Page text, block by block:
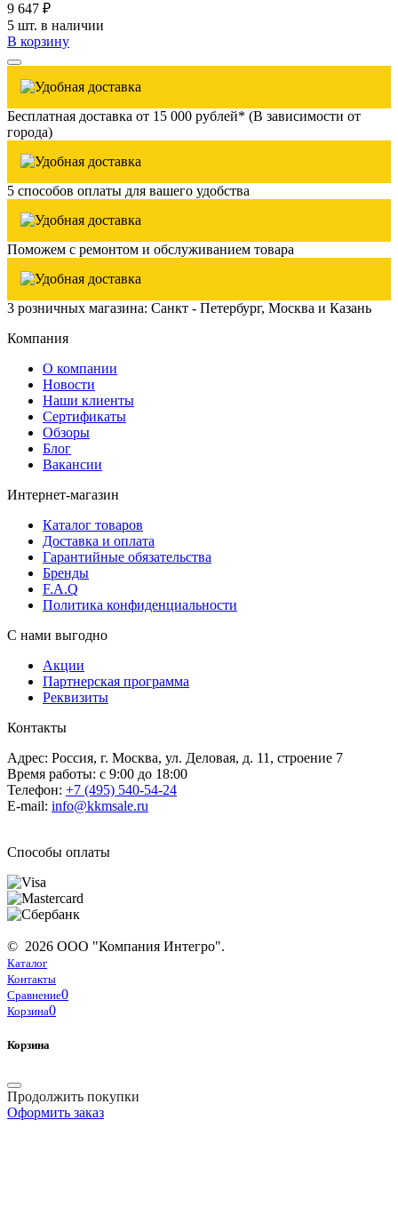
9 647 ₽
5 шт. в наличии
В корзину
Бесплатная доставка от 15 000 рублей* (В зависимости от
города)
5 способов оплаты для вашего удобства
Поможем с ремонтом и обслуживанием товара
3 розничных магазина: Санкт - Петербург, Москва и Казань
Компания
О компании
Новости
Наши клиенты
Сертификаты
Обзоры
Блог
Вакансии
Интернет-магазин
Каталог товаров
Доставка и оплата
Гарантийные обязательства
Бренды
F.A.Q
Политика конфиденциальности
С нами выгодно
Акции
Партнерская программа
Реквизиты
Контакты
Адрес: Россия, г. Москва, ул. Деловая, д. 11, строение 7
Время работы: с 9:00 до 18:00
Телефон: +7 (495) 540-54-24
E-mail: info@kkmsale.ru
Способы оплаты
© 2026 ООО "Компания Интегро".
Каталог
Контакты
Сравнение0
Корзина0
Корзина
Продолжить покупки
Оформить заказ